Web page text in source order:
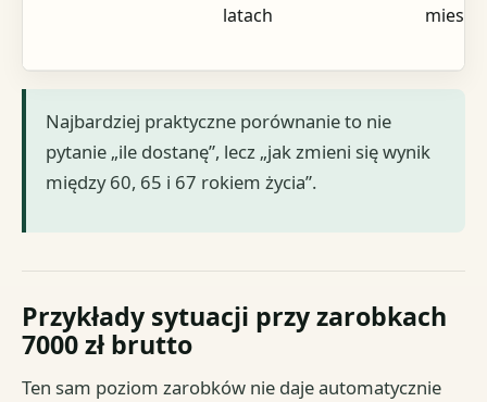
latach
Najbardziej praktyczne porównanie to nie
pytanie „ile dostanę”, lecz „jak zmieni się wynik
między 60, 65 i 67 rokiem życia”.
Przykłady sytuacji przy zarobkach
7000 zł brutto
Ten sam poziom zarobków nie daje automatycznie